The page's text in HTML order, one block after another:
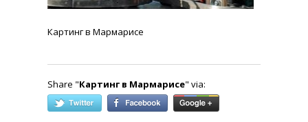
Картинг в Мармарисе
Share "Картинг в Мармарисе" via: